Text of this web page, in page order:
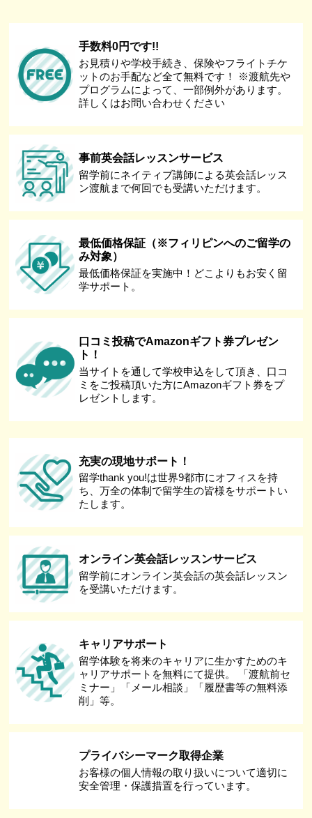
手数料0円です!!
お見積りや学校手続き、保険やフライトチケ
ットのお手配など全て無料です！ ※渡航先や
プログラムによって、一部例外があります。
詳しくはお問い合わせください
事前英会話レッスンサービス
留学前にネイティブ講師による英会話レッス
ン渡航まで何回でも受講いただけます。
最低価格保証（※フィリピンへのご留学の
み対象）
最低価格保証を実施中！どこよりもお安く留
学サポート。
口コミ投稿でAmazonギフト券プレゼン
ト！
当サイトを通して学校申込をして頂き、口コ
ミをご投稿頂いた方にAmazonギフト券をプ
レゼントします。
充実の現地サポート！
留学thank you!は世界9都市にオフィスを持
ち、万全の体制で留学生の皆様をサポートい
たします。
オンライン英会話レッスンサービス
留学前にオンライン英会話の英会話レッスン
を受講いただけます。
キャリアサポート
留学体験を将来のキャリアに生かすためのキ
ャリアサポートを無料にて提供。 「渡航前セ
ミナー」「メール相談」「履歴書等の無料添
削」等。
プライバシーマーク取得企業
お客様の個人情報の取り扱いについて適切に
安全管理・保護措置を行っています。